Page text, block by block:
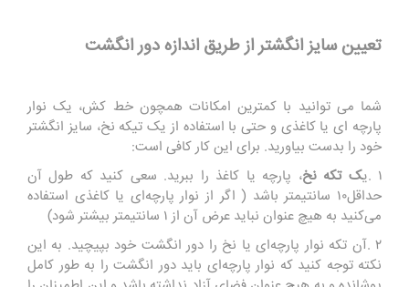
تعیین سایز انگشتر از طریق اندازه دور انگشت
شما می ‌توانید با کمترین امکانات همچون خط کش، یک نوار
پارچه ‌ای یا کاغذی و حتی با استفاده از یک تیکه نخ، سایز انگشتر
خود را بدست بیاورید. برای این کار کافی است:
١ .یک تکه نخ، پارچه یا کاغذ را ببرید. سعی کنید که طول آن
حداقل۱۰ سانتیمتر باشد ( اگر از نوار پارچه‌ای یا کاغذی استفاده
می‌کنید به هیچ عنوان نباید عرض آن از ۱ سانتیمتر بیشتر شود)
۲.آن تکه نوار پارچه‌ای یا نخ را دور انگشت خود بپیچید. به این
نکته توجه کنید که نوار پارچه‌ای باید دور انگشت را به طور کامل